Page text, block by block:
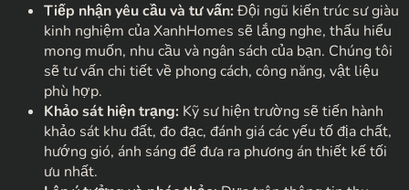
Tiếp nhận yêu cầu và tư vấn:Đội ngũ kiến trúc sư giàu
kinh nghiệm của XanhHomes sẽ lắng nghe, thấu hiểu
mong muốn, nhu cầu và ngân sách của bạn. Chúng tôi
sẽ tư vấn chi tiết về phong cách, công năng, vật liệu
phù hợp.
Khảo sát hiện trạng: Kỹ sư hiện trường sẽ tiến hành
khảo sát khu đất, đo đạc, đánh giá các yếu tố địa chất,
hướng gió, ánh sáng để đưa ra phương án thiết kế tối
ưu nhất.